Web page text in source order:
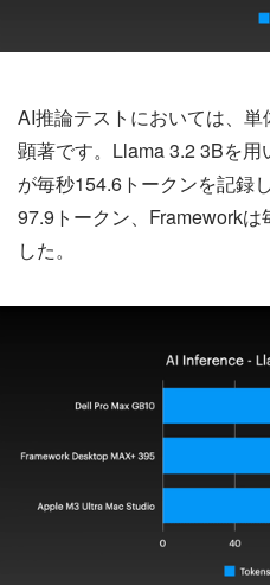
AI推論テストにおいては、
顕著です。Llama 3.2 3Bを
が毎秒154.6トークンを記録
97.9トークン、Framework
した。